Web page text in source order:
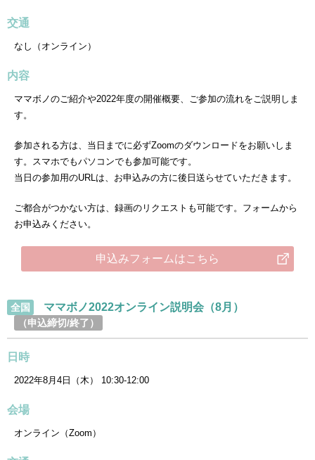
交通
なし（オンライン）
内容
ママボノのご紹介や2022年度の開催概要、ご参加の流れをご説明しま
す。
参加される方は、当日までに必ずZoomのダウンロードをお願いしま
す。スマホでもパソコンでも参加可能です。
当日の参加用のURLは、お申込みの方に後日送らせていただきます。
ご都合がつかない方は、録画のリクエストも可能です。フォームから
お申込みください。
申込みフォームはこちら
全国 ママボノ2022オンライン説明会（8月）
（申込締切/終了）
日時
2022年8月4日（木） 10:30-12:00
会場
オンライン（Zoom）